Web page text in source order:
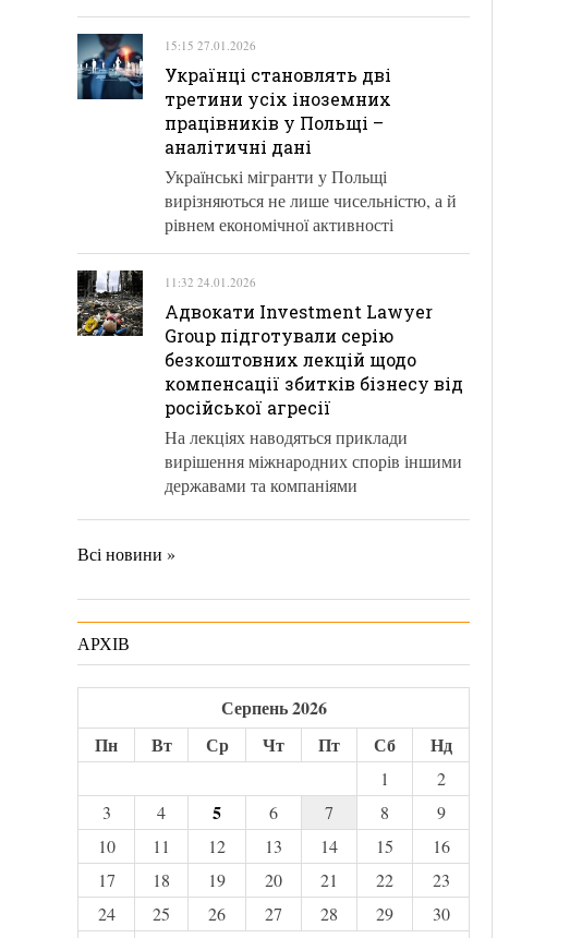
15:15 27.01.2026
Українці становлять дві
третини усіх іноземних
працівників у Польщі –
аналітичні дані
Українські мігранти у Польщі
вирізняються не лише чисельністю, а й
рівнем економічної активності
11:32 24.01.2026
Адвокати Investment Lawyer
Group підготували серію
безкоштовних лекцій щодо
компенсації збитків бізнесу від
російської агресії
На лекціях наводяться приклади
вирішення міжнародних спорів іншими
державами та компаніями
Всі новини »
АРХІВ
Серпень 2026
Пн
Вт Ср Чт Пт Сб Нд
1
2
3
4 5 6 7 8
9
10
11 12 13 14 15
16
17
18 19 20 21 22
23
24
25 26 27 28 29
30